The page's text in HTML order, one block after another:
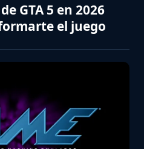
GTA 5 en 2026
el juego